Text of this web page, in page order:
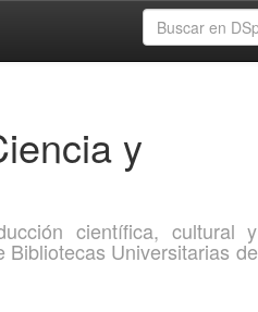
y
científica, cultural y
Bibliotecas Universitarias de